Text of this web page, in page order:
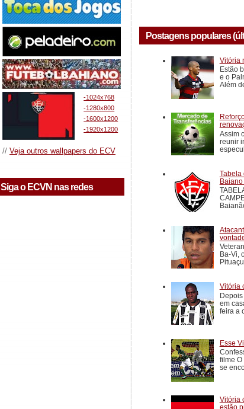
-1024x768
-1280x800
-1600x1200
-1920x1200
// Veja outros wallpapers do ECV
Siga o ECVN nas redes
Postagens populares
Vitória
Estão
e o
Além
Assim
reunir
Tabela
Ba-Vi,
Vitória
em
feira a
Esse
filme O
se
Vitória
estão